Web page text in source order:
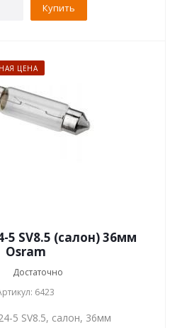
Купить
ЦЕНА
5 SV8.5 (салон) 36мм
Osram
Достаточно
6423
5 SV8.5, салон, 36мм